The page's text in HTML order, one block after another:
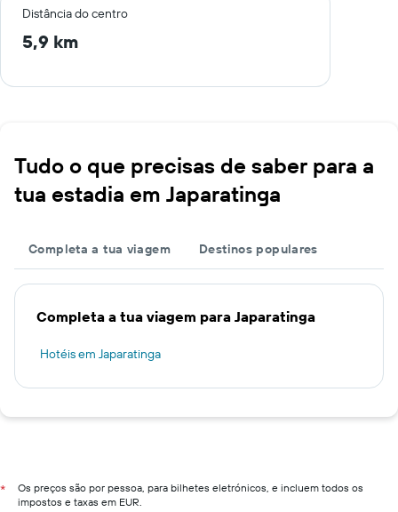
Distância do centro
5,9 km
Tudo o que precisas de saber para a
tua estadia em Japaratinga
Completa a tua viagem Destinos populares
Completa a tua viagem para Japaratinga
Hotéis em Japaratinga
*
Os preços são por pessoa, para bilhetes eletrónicos, e incluem todos os
impostos e taxas em EUR.